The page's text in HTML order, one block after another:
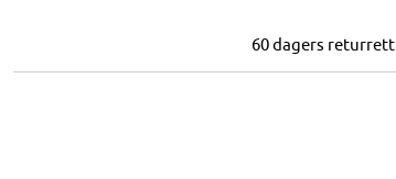
60 dagers returrett